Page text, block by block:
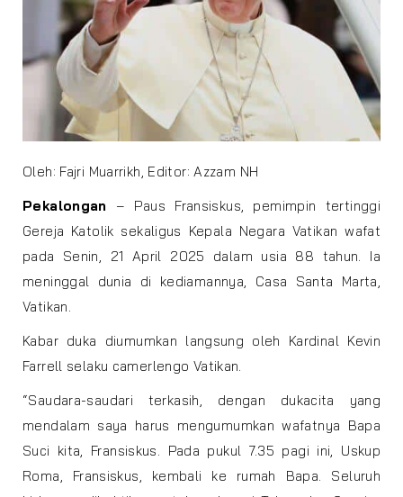
Oleh: Fajri Muarrikh, Editor: Azzam NH
Pekalongan – Paus Fransiskus, pemimpin tertinggi
Gereja Katolik sekaligus Kepala Negara Vatikan wafat
pada Senin, 21 April 2025 dalam usia 88 tahun. Ia
meninggal dunia di kediamannya, Casa Santa Marta,
Vatikan.
Kabar duka diumumkan langsung oleh Kardinal Kevin
Farrell selaku camerlengo Vatikan.
“Saudara-saudari terkasih, dengan dukacita yang
mendalam saya harus mengumumkan wafatnya Bapa
Suci kita, Fransiskus. Pada pukul 7.35 pagi ini, Uskup
Roma, Fransiskus, kembali ke rumah Bapa. Seluruh